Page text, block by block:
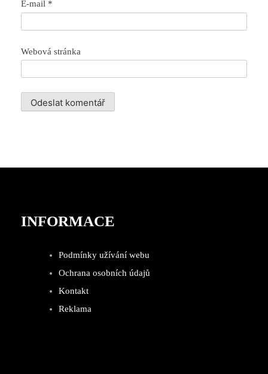
E-mail *
Webová stránka
INFORMACE
Podmínky užívání webu
Ochrana osobních údajů
Kontakt
Reklama